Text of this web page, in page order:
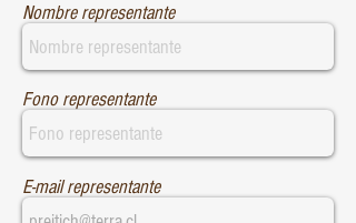
Nombre representante
Fono representante
E-mail representante